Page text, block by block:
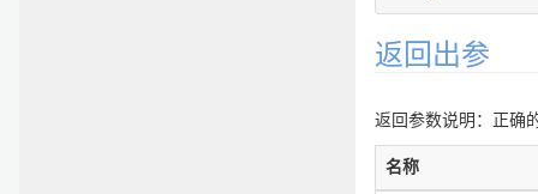
返回出参
返回参数说明：正确
名称